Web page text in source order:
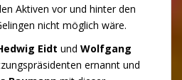
Aktiven vor und hinter den
nicht möglich wäre.
Eidt und Wolfgang
ernannt und